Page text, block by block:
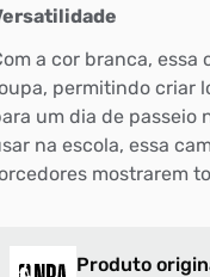
a cor branca,
permitindo criar
um dia de passeio
na escola, essa
mostrarem
Produto